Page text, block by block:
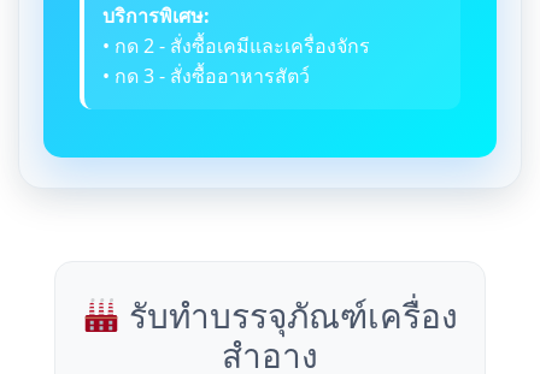
บริการพิเศษ:
• กด 2 - สั่งซื้อเคมีและเครื่องจักร
• กด 3 - สั่งซื้ออาหารสัตว์
รับทำบรรจุภัณฑ์เครื่อง
สำอาง